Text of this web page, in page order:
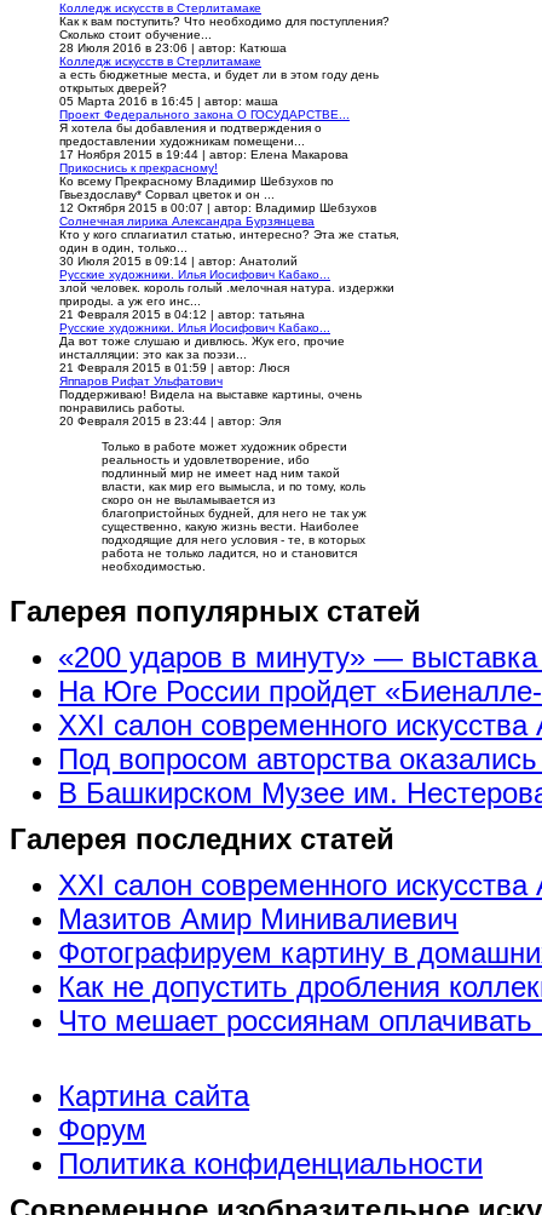
Колледж искусств в Стерлитамаке
Как к вам поступить? Что необходимо для поступления?
Сколько стоит обучение...
28 Июля 2016 в 23:06 | автор: Катюша
Колледж искусств в Стерлитамаке
а есть бюджетные места, и будет ли в этом году день
открытых дверей?
05 Марта 2016 в 16:45 | автор: маша
Проект Федерального закона О ГОСУДАРСТВЕ...
Я хотела бы добавления и подтверждения о
предоставлении художникам помещени...
17 Ноября 2015 в 19:44 | автор: Елена Макарова
Прикоснись к прекрасному!
Ко всему Прекрасному Владимир Шебзухов по
Гвьездославу* Сорвал цветок и он ...
12 Октября 2015 в 00:07 | автор: Владимир Шебзухов
Солнечная лирика Александра Бурзянцева
Кто у кого сплагиатил статью, интересно? Эта же статья,
один в один, только...
30 Июля 2015 в 09:14 | автор: Анатолий
Русские художники. Илья Иосифович Кабако...
злой человек. король голый .мелочная натура. издержки
природы. а уж его инс...
21 Февраля 2015 в 04:12 | автор: татьяна
Русские художники. Илья Иосифович Кабако...
Да вот тоже слушаю и дивлюсь. Жук его, прочие
инсталляции: это как за поэзи...
21 Февраля 2015 в 01:59 | автор: Люся
Яппаров Рифат Ульфатович
Поддерживаю! Видела на выставке картины, очень
понравились работы.
20 Февраля 2015 в 23:44 | автор: Эля
Только в работе может художник обрести
реальность и удовлетворение, ибо
подлинный мир не имеет над ним такой
власти, как мир его вымысла, и по тому, коль
скоро он не выламывается из
благопристойных будней, для него не так уж
существенно, какую жизнь вести. Наиболее
подходящие для него условия - те, в которых
работа не только ладится, но и становится
необходимостью.
Галерея популярных статей
«200 ударов в минуту» —
На Юге России пройдет
XXI салон современного искусства
Под вопросом авторства
В Башкирском Музее им.
Галерея последних статей
XXI салон современного искусства
Мазитов Амир Минивалиевич
Фотографируем картину в
Как не допустить дробления
Что мешает россиянам
Картина сайта
Форум
Политика конфиденциальности